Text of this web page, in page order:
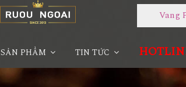
Vang
SẢN PHẨM TIN TỨC